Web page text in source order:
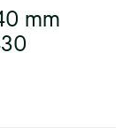
mm